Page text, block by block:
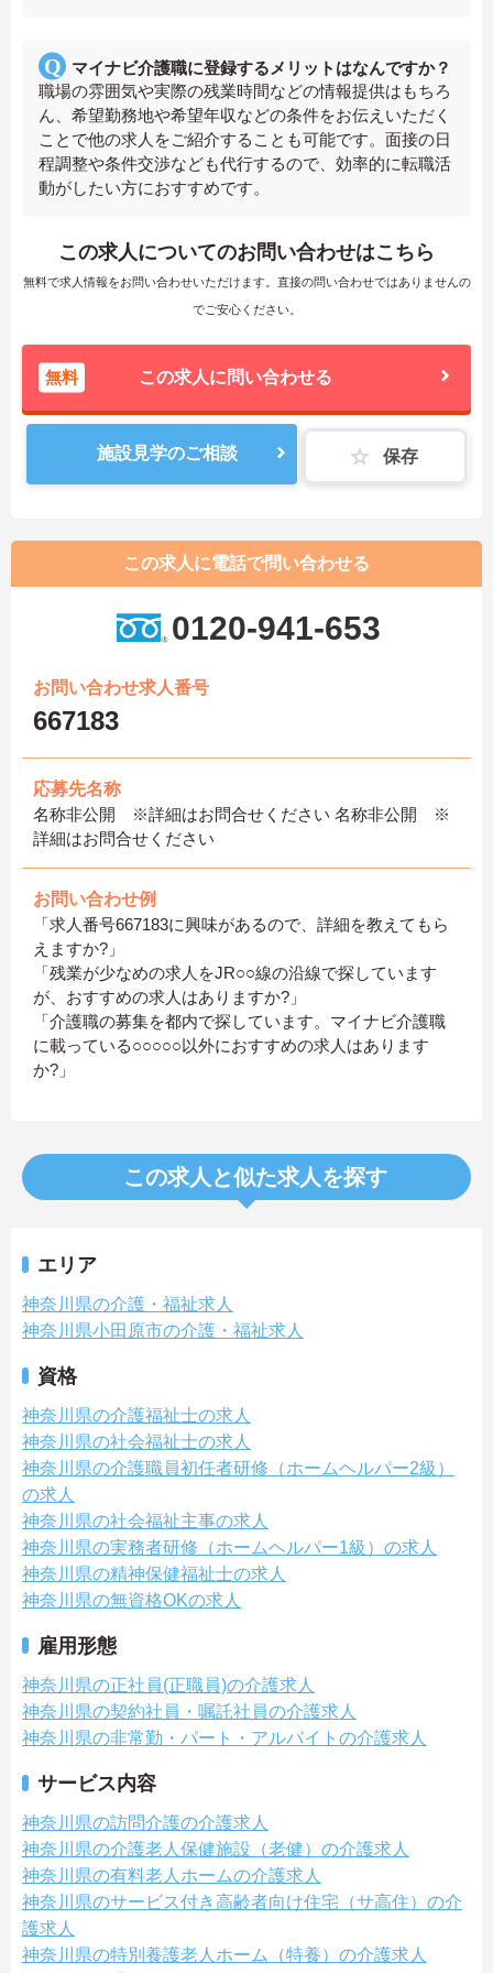
マイナビ介護職に登録するメリットはなんですか？
職場の雰囲気や実際の残業時間などの情報提供はもちろ
ん、希望勤務地や希望年収などの条件をお伝えいただく
ことで他の求人をご紹介することも可能です。面接の日
程調整や条件交渉なども代行するので、効率的に転職活
動がしたい方におすすめです。
この求人についてのお問い合わせはこちら
無料で求人情報をお問い合わせいただけます。直接の問い合わせではありませんの
でご安心ください。
無料 この求人に問い合わせる
施設見学のご相談 保存
この求人に電話で問い合わせる
0120-941-653
お問い合わせ求人番号
667183
応募先名称
名称非公開 ※詳細はお問合せください 名称非公開 ※
詳細はお問合せください
お問い合わせ例
「求人番号667183に興味があるので、詳細を教えてもら
えますか?」
「残業が少なめの求人をJR○○線の沿線で探しています
が、おすすめの求人はありますか?」
「介護職の募集を都内で探しています。マイナビ介護職
に載っている○○○○○以外におすすめの求人はあります
か?」
この求人と似た求人を探す
エリア
神奈川県の介護・福祉求人
神奈川県小田原市の介護・福祉求人
資格
神奈川県の介護福祉士の求人
神奈川県の社会福祉士の求人
神奈川県の介護職員初任者研修（ホームヘルパー2級）
の求人
神奈川県の社会福祉主事の求人
神奈川県の実務者研修（ホームヘルパー1級）の求人
神奈川県の精神保健福祉士の求人
神奈川県の無資格OKの求人
雇用形態
神奈川県の正社員(正職員)の介護求人
神奈川県の契約社員・嘱託社員の介護求人
神奈川県の非常勤・パート・アルバイトの介護求人
サービス内容
神奈川県の訪問介護の介護求人
神奈川県の介護老人保健施設（老健）の介護求人
神奈川県の有料老人ホームの介護求人
神奈川県のサービス付き高齢者向け住宅（サ高住）の介
護求人
神奈川県の特別養護老人ホーム（特養）の介護求人